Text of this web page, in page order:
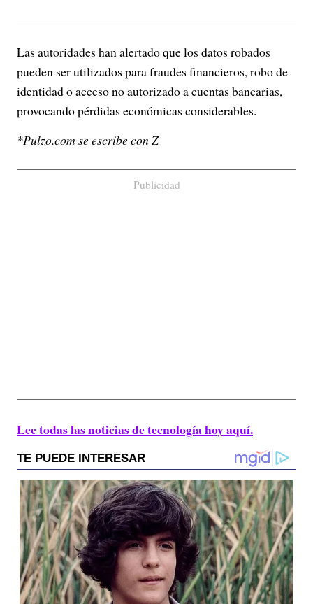
Las autoridades han alertado que los datos robados
pueden ser utilizados para fraudes financieros, robo de
identidad o acceso no autorizado a cuentas bancarias,
provocando pérdidas económicas considerables.
*Pulzo.com se escribe con Z
Publicidad
Lee todas las noticias de tecnología hoy aquí.